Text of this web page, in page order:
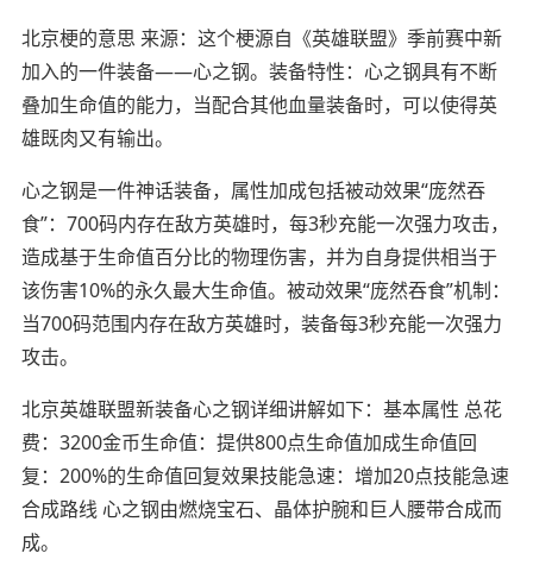
北京梗的意思 来源：这个梗源自《英雄联盟》季前赛中新
加入的一件装备——心之钢。装备特性：心之钢具有不断
叠加生命值的能力，当配合其他血量装备时，可以使得英
雄既肉又有输出。
心之钢是一件神话装备，属性加成包括被动效果“庞然吞
食”：700码内存在敌方英雄时，每3秒充能一次强力攻击，
造成基于生命值百分比的物理伤害，并为自身提供相当于
该伤害10%的永久最大生命值。被动效果“庞然吞食”机制：
当700码范围内存在敌方英雄时，装备每3秒充能一次强力
攻击。
北京英雄联盟新装备心之钢详细讲解如下：基本属性 总花
费：3200金币生命值：提供800点生命值加成生命值回
复：200%的生命值回复效果技能急速：增加20点技能急速
合成路线 心之钢由燃烧宝石、晶体护腕和巨人腰带合成而
成。